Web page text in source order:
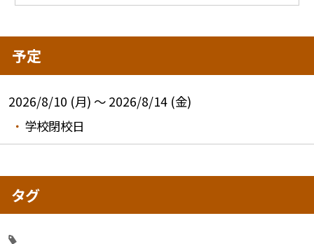
予定
2026/8/10 (月) ～ 2026/8/14 (金)
学校閉校日
タグ